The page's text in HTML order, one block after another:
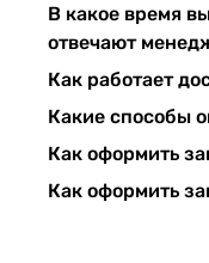
В какое время
отвечают
Как работает
Какие способы
Как оформить
Как оформить